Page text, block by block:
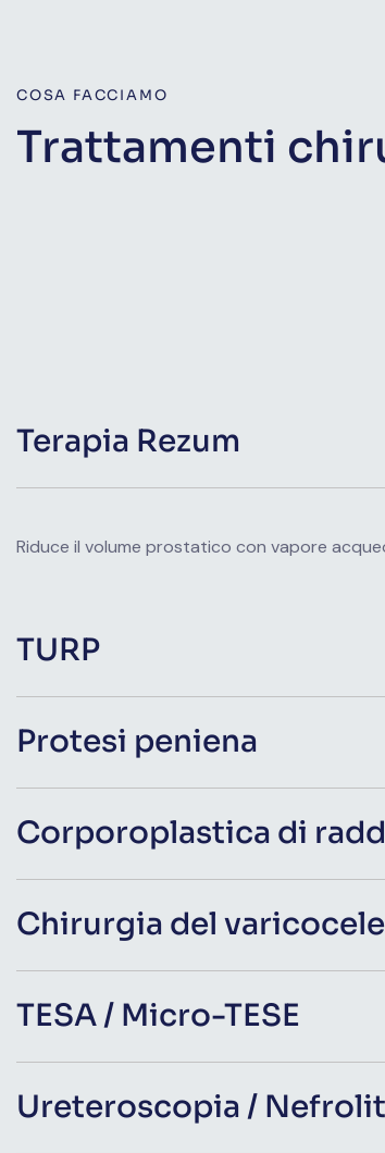
COSA FACCIAMO
Trattamenti
Terapia Rezum
Riduce il volume prostatico con vapore
TURP
Protesi peniena
Corporoplastica di
Chirurgia del varicocele
TESA / Micro-TESE
Ureteroscopia /